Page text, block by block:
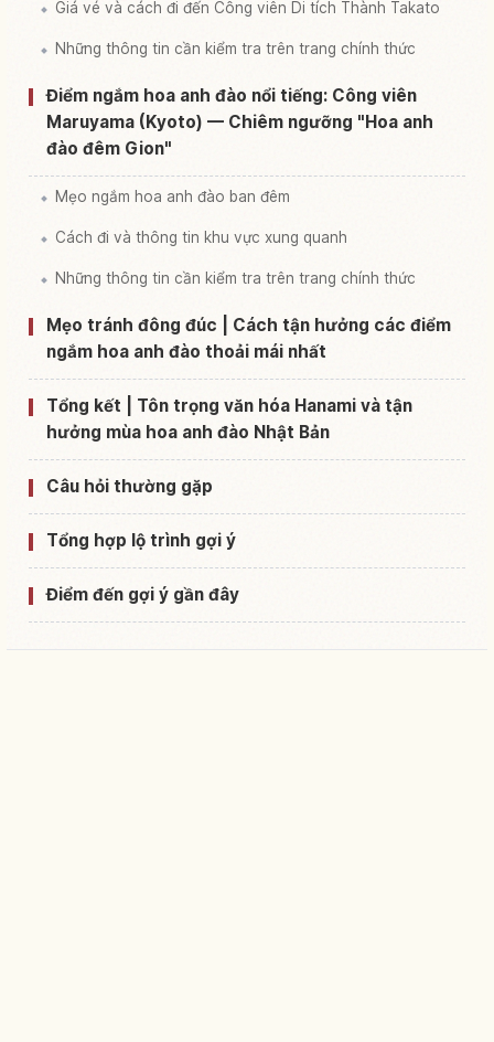
Giá vé và cách đi đến Công viên Di tích Thành Takato
Những thông tin cần kiểm tra trên trang chính thức
Điểm ngắm hoa anh đào nổi tiếng: Công viên
Maruyama (Kyoto) — Chiêm ngưỡng "Hoa anh
đào đêm Gion"
Mẹo ngắm hoa anh đào ban đêm
Cách đi và thông tin khu vực xung quanh
Những thông tin cần kiểm tra trên trang chính thức
Mẹo tránh đông đúc | Cách tận hưởng các điểm
ngắm hoa anh đào thoải mái nhất
Tổng kết | Tôn trọng văn hóa Hanami và tận
hưởng mùa hoa anh đào Nhật Bản
Câu hỏi thường gặp
Tổng hợp lộ trình gợi ý
Điểm đến gợi ý gần đây